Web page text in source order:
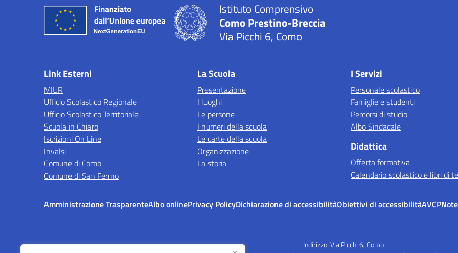
Istituto Comprensivo
Como Prestino-Breccia
Via Picchi 6, Como
Link Esterni
MIUR
Ufficio Scolastico Regionale
Ufficio Scolastico Territoriale
Scuola in Chiaro
Iscrizioni On Line
Invalsi
Comune di Como
Comune di San Fermo
La Scuola
Presentazione
I luoghi
Le persone
I numeri della scuola
Le carte della scuola
Organizzazione
La storia
I Servizi
Personale scolastico
Famiglie e studenti
Percorsi di studio
Albo Sindacale
Didattica
Offerta formativa
Calendario scolastico e libri di
Amministrazione TrasparenteAlbo onlinePrivacy PolicyDichiarazione di accessibilitàObiettivi di accessibilitàAVCP
Indirizzo:Via Picchi 6, Como